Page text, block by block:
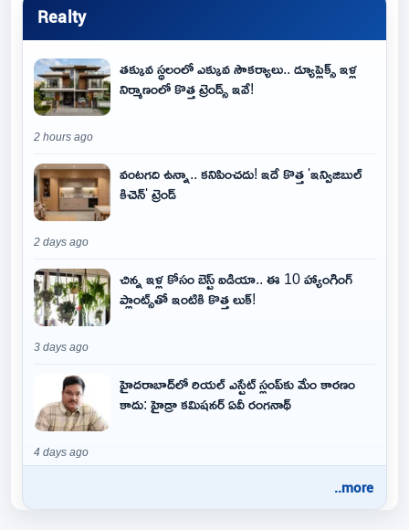
Realty
తక్కువ స్థలంలో ఎక్కువ సౌకర్యాలు.. డ్యూప్లెక్స్ ఇళ్ల
నిర్మాణంలో కొత్త ట్రెండ్స్ ఇవే!
2 hours ago
వంటగది ఉన్నా.. కనిపించదు! ఇదే కొత్త 'ఇన్విజిబుల్
కిచెన్' ట్రెండ్
2 days ago
చిన్న ఇళ్ల కోసం బెస్ట్ ఐడియా.. ఈ 10 హ్యాంగింగ్
ప్లాంట్స్‌తో ఇంటికి కొత్త లుక్!
3 days ago
హైదరాబాద్‌లో రియల్ ఎస్టేట్ స్లంప్‌కు మేం కారణం
కాదు: హైడ్రా కమిషనర్ ఏవీ రంగనాథ్
4 days ago
..more